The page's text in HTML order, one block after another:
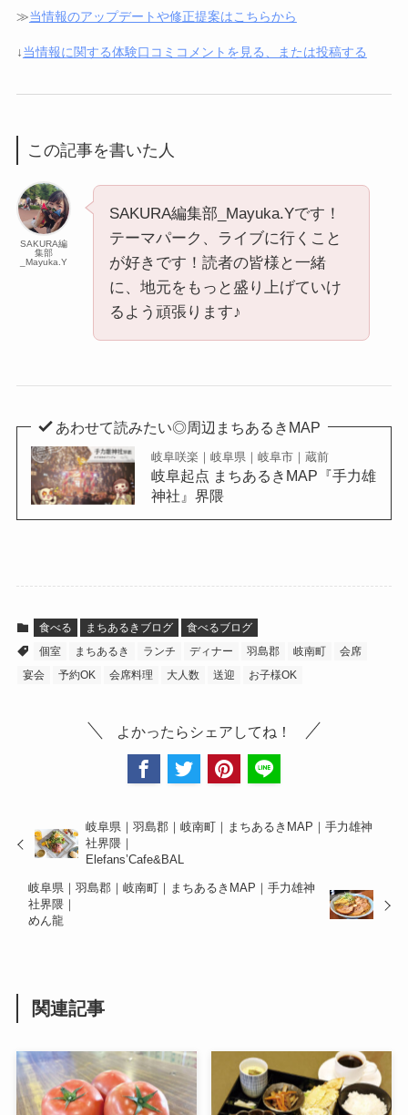
≫当情報のアップデートや修正提案はこちらから
↓当情報に関する体験口コミコメントを見る、または投稿する
この記事を書いた人
SAKURA編
集部
_Mayuka.Y
SAKURA編集部_Mayuka.Yです！
テーマパーク、ライブに行くこと
が好きです！読者の皆様と一緒
に、地元をもっと盛り上げていけ
るよう頑張ります♪
あわせて読みたい◎周辺まちあるきMAP
岐阜咲楽｜岐阜県｜岐阜市｜蔵前
岐阜起点 まちあるきMAP『手力雄
神社』界隈
食べる まちあるきブログ
食べるブログ
個室
まちあるき ランチ ディナー 羽島郡 岐南町
会席
宴会
予約OK 会席料理 大人数 送迎 お子様OK
よかったらシェアしてね！
岐阜県｜羽島郡｜岐南町｜まちあるきMAP｜手力雄神
社界隈｜
Elefans’Cafe&BAL
岐阜県｜羽島郡｜岐南町｜まちあるきMAP｜手力雄神
社界隈｜
めん龍
関連記事